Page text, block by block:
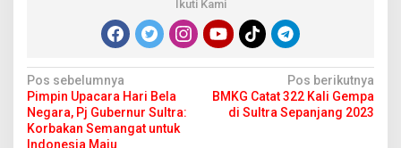
Ikuti Kami
N
a
v
Pos sebelumnya
Pimpin Upacara Hari Bela
Negara, Pj Gubernur Sultra:
Korbakan Semangat untuk
Indonesia Maju
Pos berikutnya
BMKG Catat 322 Kali Gempa
di Sultra Sepanjang 2023